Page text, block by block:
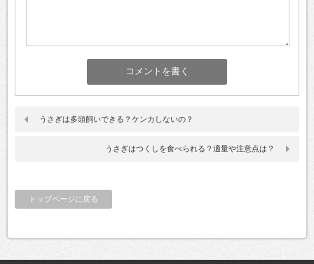
うさぎは多頭飼いできる？ケンカしないの？
うさぎはつくしを食べられる？適量や注意点は？
トップページに戻る